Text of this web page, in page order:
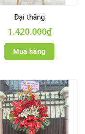
Đại thắng
1.420.000₫
Mua hàng